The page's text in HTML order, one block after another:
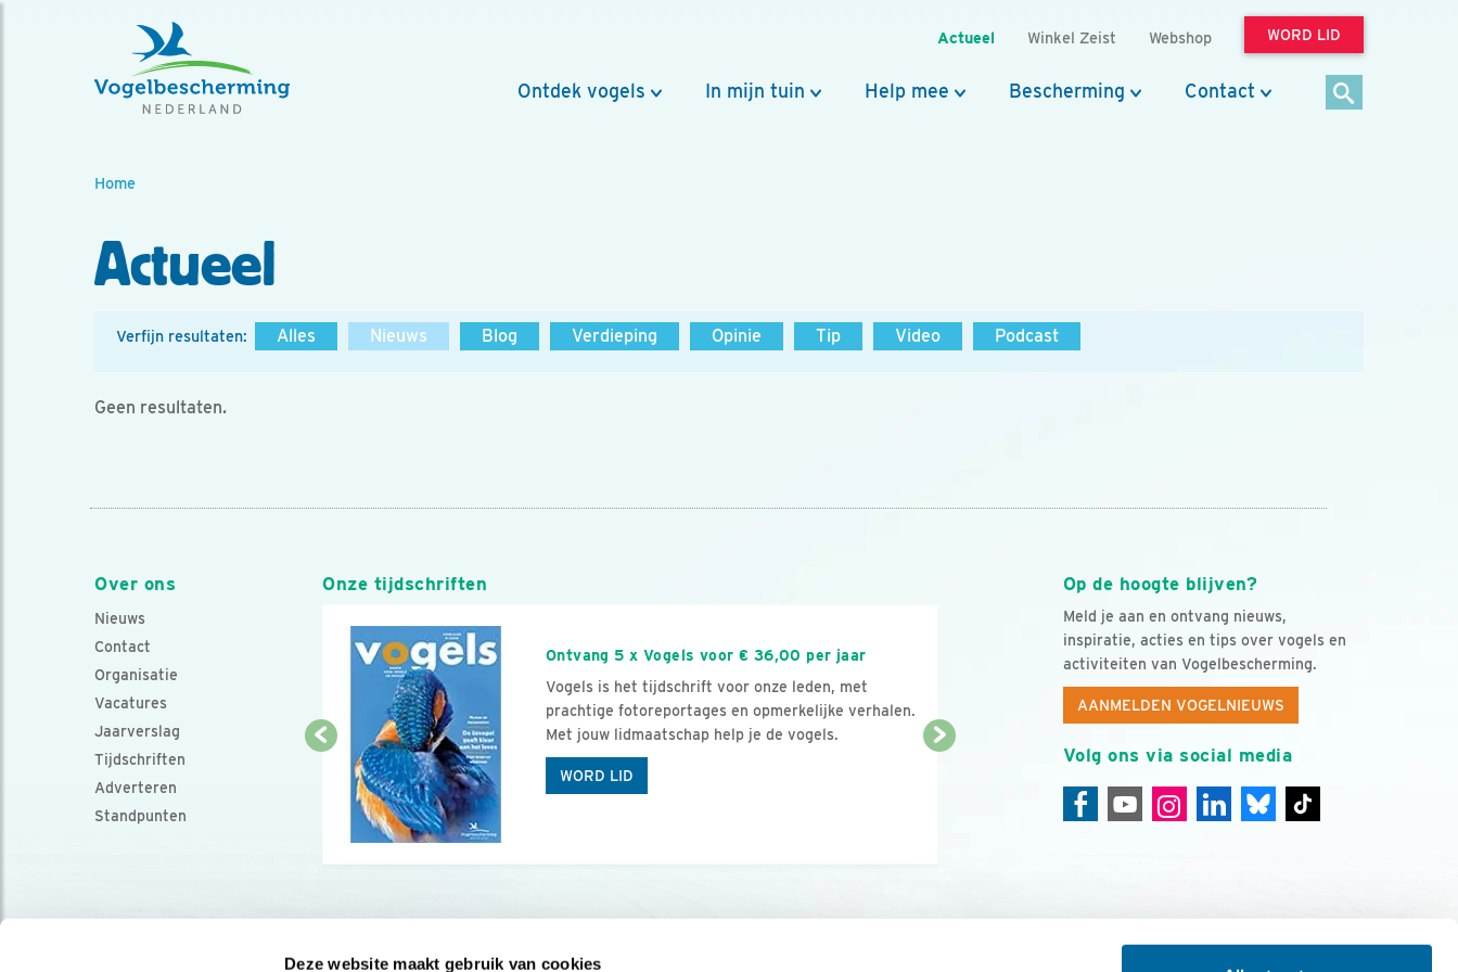
Deze website maakt gebruik van cookies
Actueel Winkel Zeist Webshop WORD LID
Ontdek vogels In mijn tuin Help mee Bescherming Contact
Home
Actueel
Verfijn resultaten: Alles Nieuws Blog Verdieping Opinie Tip Video Podcast
Geen resultaten.
Over ons
Nieuws
Contact
Organisatie
Vacatures
Jaarverslag
Tijdschriften
Adverteren
Standpunten
Op de hoogte blijven?
Meld je aan en ontvang nieuws,
inspiratie, acties en tips over vogels en
activiteiten van Vogelbescherming.
AANMELDEN VOGELNIEUWS
Volg ons via social media
Onze tijdschriften
Ontvang 5 x Vogels voor € 36,00 per jaar
Vogels is het tijdschrift voor onze leden, met
prachtige fotoreportages en opmerkelijke verhalen.
Met jouw lidmaatschap help je de vogels.
WORD LID